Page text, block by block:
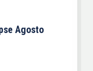
Agosto